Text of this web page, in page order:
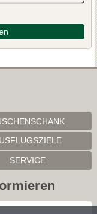
SERVICE